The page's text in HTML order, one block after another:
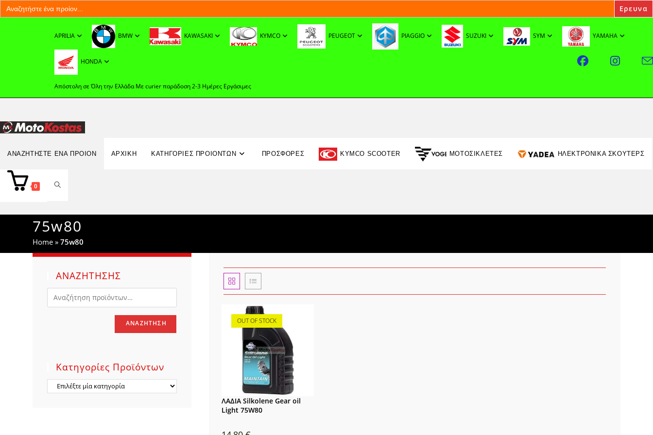
Search
for:
APRILIA BMW KAWASAKI KYMCO PEUGEOT PIAGGIO SUZUKI SYM YAMAHA
HONDA
Απόστολη σε Όλη την Ελλάδα Με curier παράδοση 2-3 Ημέρες Εργάσιμες
ΑΝΑΖΗΤΉΣΤΕ ΈΝΑ ΠΡΟΊΟΝ
Search
for: ΑΡΧΙΚΉ ΚΑΤΗΓΟΡΙΕΣ ΠΡΟΙΟΝΤΩΝ ΠΡΟΣΦΟΡΈΣ KYMCO SCOOTER ΜΟΤΟΣΙΚΛΕΤΕΣ ΗΛΕΚΤΡΟΝΙΚΑ ΣΚΟΥΤΕΡΣ
0 TOGGLE
WEBSITE
SEARCH
75w80
Home »75w80
OUT OF STOCK
ΛΑΔΙΑ Silkolene Gear oil
Light 75W80
ΑΝΑΖΗΤΗΣΗΣ
ΑΝΑΖΉΤΗΣΗ
Κατηγορίες Προϊόντων